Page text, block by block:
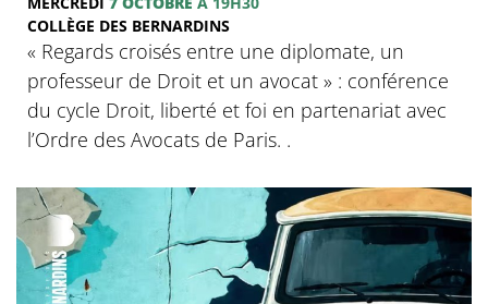
COLLÈGE DES BERNARDINS
‍« Regards croisés entre une diplomate, un
professeur de Droit et un avocat » : conférence
du cycle Droit, liberté et foi en partenariat avec
l’Ordre des Avocats de Paris. .